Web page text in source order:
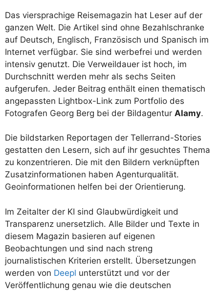
Das viersprachige Reisemagazin hat Leser auf der
ganzen Welt. Die Artikel sind ohne Bezahlschranke
auf Deutsch, Englisch, Französisch und Spanisch im
Internet verfügbar. Sie sind werbefrei und werden
intensiv genutzt. Die Verweildauer ist hoch, im
Durchschnitt werden mehr als sechs Seiten
aufgerufen. Jeder Beitrag enthält einen thematisch
angepassten Lightbox-Link zum Portfolio des
Fotografen Georg Berg bei der Bildagentur Alamy.
Die bildstarken Reportagen der Tellerrand-Stories
gestatten den Lesern, sich auf ihr gesuchtes Thema
zu konzentrieren. Die mit den Bildern verknüpften
Zusatzinformationen haben Agenturqualität.
Geoinformationen helfen bei der Orientierung.
Im Zeitalter der KI sind Glaubwürdigkeit und
Transparenz unersetzlich. Alle Bilder und Texte in
diesem Magazin basieren auf eigenen
Beobachtungen und sind nach streng
journalistischen Kriterien erstellt. Übersetzungen
werden von Deepl unterstützt und vor der
Veröffentlichung genau wie die deutschen